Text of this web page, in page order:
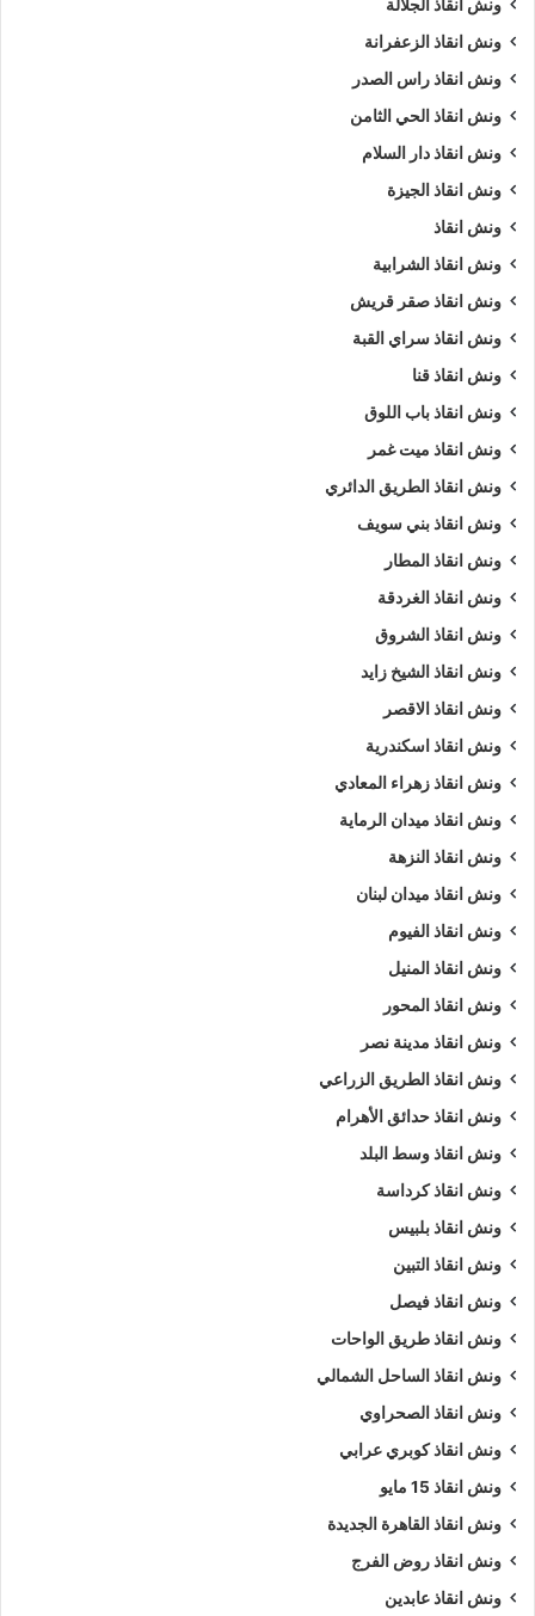
ونش انقاذ الجلالة
ونش انقاذ الزعفرانة
ونش انقاذ راس الصدر
ونش انقاذ الحي الثامن
ونش انقاذ دار السلام
ونش انقاذ الجيزة
ونش انقاذ
ونش انقاذ الشرابية
ونش انقاذ صقر قريش
ونش انقاذ سراي القبة
ونش انقاذ قنا
ونش انقاذ باب اللوق
ونش انقاذ ميت غمر
ونش انقاذ الطريق الدائري
ونش انقاذ بني سويف
ونش انقاذ المطار
ونش انقاذ الغردقة
ونش انقاذ الشروق
ونش انقاذ الشيخ زايد
ونش انقاذ الاقصر
ونش انقاذ اسكندرية
ونش انقاذ زهراء المعادي
ونش انقاذ ميدان الرماية
ونش انقاذ النزهة
ونش انقاذ ميدان لبنان
ونش انقاذ الفيوم
ونش انقاذ المنيل
ونش انقاذ المحور
ونش انقاذ مدينة نصر
ونش انقاذ الطريق الزراعي
ونش انقاذ حدائق الأهرام
ونش انقاذ وسط البلد
ونش انقاذ كرداسة
ونش انقاذ بلبيس
ونش انقاذ التبين
ونش انقاذ فيصل
ونش انقاذ طريق الواحات
ونش انقاذ الساحل الشمالي
ونش انقاذ الصحراوي
ونش انقاذ كوبري عرابي
ونش انقاذ 15 مايو
ونش انقاذ القاهرة الجديدة
ونش انقاذ روض الفرج
ونش انقاذ عابدين